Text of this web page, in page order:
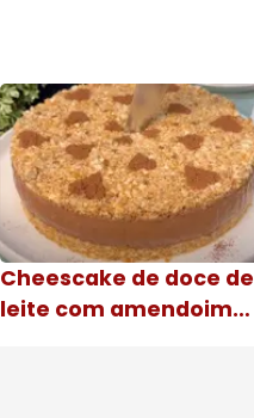
Cheescake de doce de
leite com amendoim